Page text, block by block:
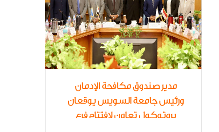
مدير صندوق مكافحة الإدمان
ورئيس جامعة السويس يوقعان
بروتوكول تعاون لافتتاح فرع